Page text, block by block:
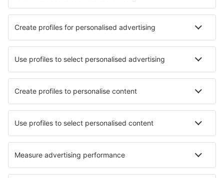
Seværdigheder
Sportsbegivenheder
Lær mere
Mobilapp
Flyselskaber
Ryanair
DAT Danish Air
SAS
Norwegian
Lufthansa
Om eSky